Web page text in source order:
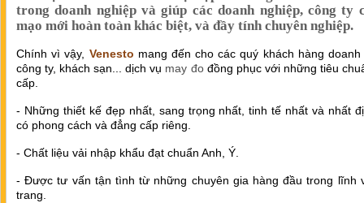
trong doanh nghiệp và giúp các doanh nghiệp, công ty
mạo mới hoàn toàn khác biệt, và đầy tính chuyên nghiệp.
Chính vì vậy, Venesto mang đến cho các quý khách hàng doanh
công ty, khách sạn... dịch vụ may đođồng phục với những tiêu
cấp.
- Những thiết kế đẹp nhất, sang trọng nhất, tinh tế nhất và nhất
có phong cách và đẳng cấp riêng.
- Chất liệu vải nhập khẩu đạt chuẩn Anh, Ý.
- Được tư vấn tận tình từ những chuyên gia hàng đầu trong lĩnh
trang.